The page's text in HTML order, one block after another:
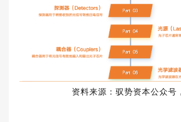
资料来源：驭势资本公众号